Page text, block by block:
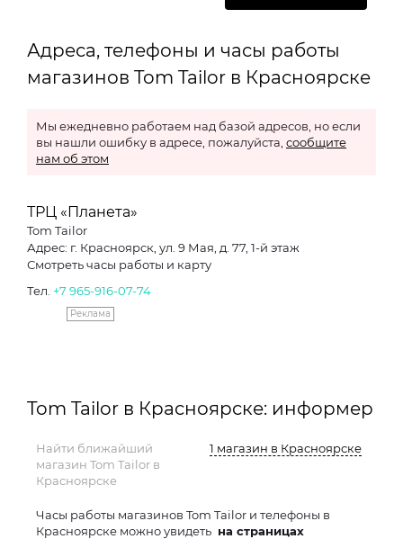
Адреса, телефоны и часы работы
магазинов Tom Tailor в Красноярске
Мы ежедневно работаем над базой адресов, но если
вы нашли ошибку в адресе, пожалуйста, сообщите
нам об этом
ТРЦ «Планета»
Tom Tailor
Адрес: г. Красноярск, ул. 9 Мая, д. 77, 1-й этаж
Смотреть часы работы и карту
Тел. +7 965-916-07-74
Реклама
Tom Tailor в Красноярске: информер
Найти ближайший
магазин Tom Tailor в
Красноярске
1 магазин в Красноярске
Часы работы магазинов Tom Tailor и телефоны в
Красноярске можно увидеть на страницах